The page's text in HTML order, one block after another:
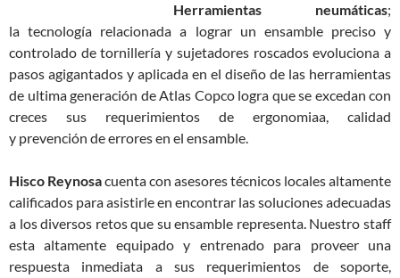
Herramientas neumáticas;
la tecnología relacionada a lograr un ensamble preciso y
controlado de tornillería y sujetadores roscados evoluciona a
pasos agigantados y aplicada en el diseño de las herramientas
de ultima generación de Atlas Copco logra que se excedan con
creces sus requerimientos de ergonomiaa, calidad
y prevención de errores en el ensamble.
Hisco Reynosacuenta con asesores técnicos locales altamente
calificados para asistirle en encontrar las soluciones adecuadas
a los diversos retos que su ensamble representa. Nuestro staff
esta altamente equipado y entrenado para proveer una
respuesta inmediata a sus requerimientos de soporte,